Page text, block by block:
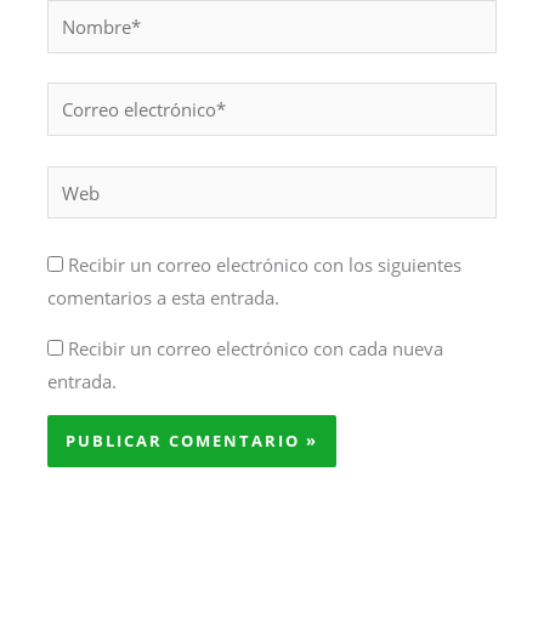
Nombre*
Correo
electrónico*
Recibir un correo electrónico con los siguientes
comentarios a esta entrada.
Recibir un correo electrónico con cada nueva
entrada.